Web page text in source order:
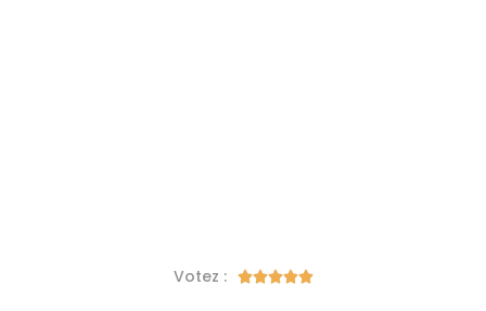
Votez : 